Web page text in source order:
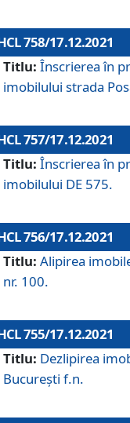
758/17.12.2021
Titlu: Înscrierea în
imobilului strada
757/17.12.2021
Titlu: Înscrierea în
imobilului DE 575.
756/17.12.2021
Titlu: Alipirea
nr. 100.
755/17.12.2021
Titlu: Dezlipirea
București f.n.